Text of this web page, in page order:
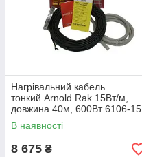
Нагрівальний кабель
тонкий Arnold Rak 15Вт/м,
довжина 40м, 600Вт 6106-15
EC
В наявності
8 675 ₴